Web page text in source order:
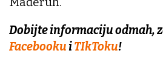
Dobijte informaciju odmah,
FacebookuiTIkToku!